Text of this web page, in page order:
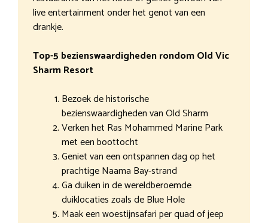
live entertainment onder het genot van een
drankje.
Top-5 bezienswaardigheden rondom Old Vic
Sharm Resort
Bezoek de historische
bezienswaardigheden van Old Sharm
Verken het Ras Mohammed Marine Park
met een boottocht
Geniet van een ontspannen dag op het
prachtige Naama Bay-strand
Ga duiken in de wereldberoemde
duiklocaties zoals de Blue Hole
Maak een woestijnsafari per quad of jeep